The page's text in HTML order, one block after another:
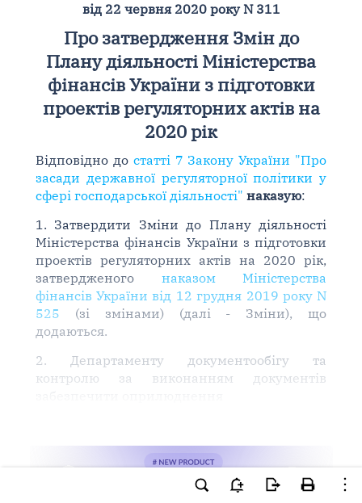
від 22 червня 2020 року N 311
Про затвердження Змін до
Плану діяльності Міністерства
фінансів України з підготовки
проектів регуляторних актів на
2020 рік
Відповідно до статті 7 Закону України "Про
засади державної регуляторної політики у
сфері господарської діяльності" наказую:
1. Затвердити Зміни до Плану діяльності
Міністерства фінансів України з підготовки
проектів регуляторних актів на 2020 рік,
затвердженого наказом Міністерства
фінансів України від 12 грудня 2019 року N
525 (зі змінами) (далі - Зміни), що
додаються.
2. Департаменту документообігу та
контролю за виконанням документів